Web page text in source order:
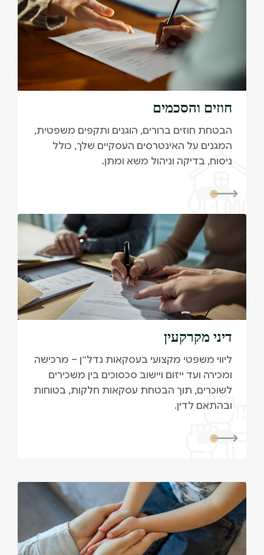
חוזים והסכמים
הבטחת חוזים ברורים, הוגנים ותקפים משפטית,
המגנים על האינטרסים העסקיים שלך, כולל
ניסוח, בדיקה וניהול משא ומתן.
דיני מקרקעין
ליווי משפטי מקצועי בעסקאות נדל״ן – מרכישה
ומכירה ועד ייזום ויישוב סכסוכים בין משכירים
לשוכרים, תוך הבטחת עסקאות חלקות, בטוחות
ובהתאם לדין.